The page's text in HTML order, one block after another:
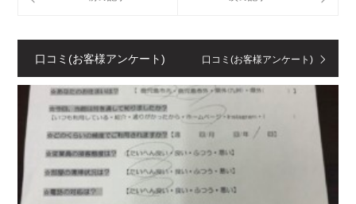
口コミ(お客様アンケート) 口コミ(お客様アンケート)